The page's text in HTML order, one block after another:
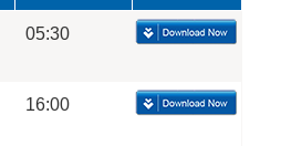
05:30
16:00